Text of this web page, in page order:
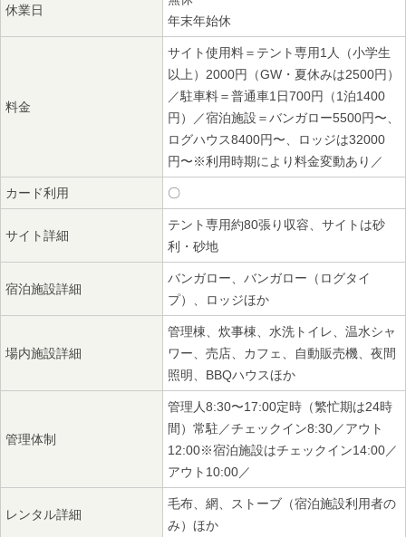
休業日
年末年始休
料金
サイト使用料＝テント専用1人（小学生
以上）2000円（GW・夏休みは2500円）
／駐車料＝普通車1日700円（1泊1400
円）／宿泊施設＝バンガロー5500円〜、
ログハウス8400円〜、ロッジは32000
円〜※利用時期により料金変動あり／
カード利用 〇
サイト詳細
テント専用約80張り収容、サイトは砂
利・砂地
宿泊施設詳細
バンガロー、バンガロー（ログタイ
プ）、ロッジほか
場内施設詳細
管理棟、炊事棟、水洗トイレ、温水シャ
ワー、売店、カフェ、自動販売機、夜間
照明、BBQハウスほか
管理体制
管理人8:30〜17:00定時（繁忙期は24時
間）常駐／チェックイン8:30／アウト
12:00※宿泊施設はチェックイン14:00／
アウト10:00／
レンタル詳細
毛布、網、ストーブ（宿泊施設利用者の
み）ほか